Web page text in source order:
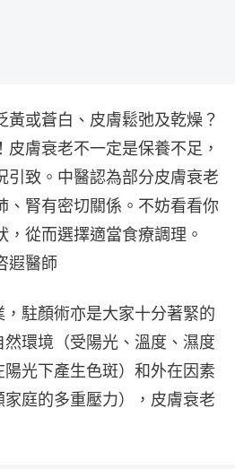
黃或蒼白、皮膚鬆弛及乾燥？
膚衰老不一定是保養不足，
引致。中醫認為部分皮膚衰老
、腎有密切關係。不妨看看你
，從而選擇適當食療調理。
遐醫師
駐顏術亦是大家十分著緊的
環境（受陽光、溫度、濕度
光下產生色斑）和外在因素
家庭的多重壓力），皮膚衰老